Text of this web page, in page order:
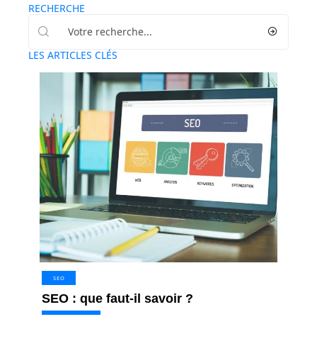
RECHERCHE
LES ARTICLES CLÉS
SEO
SEO : que faut-il savoir ?